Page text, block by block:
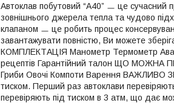
Автоклав побутовий “А40” ㅡ це сучасний
зовнішнього джерела тепла та чудово
клапаном ㅡ це робить процес
завантажувати повністю, Ви можете
КОМПЛЕКТАЦІЯ Манометр Термометр
рецептів Гарантійний талон ЩО МОЖНА
Гриби Овочі Компоти Варення ВАЖЛИВО
тиском. Перший раз автоклави
перевіряють під тиском в 3 атм, що дає